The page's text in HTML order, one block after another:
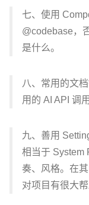
七、使用
@codebase，
是什么。
八、常用的文
用的 AI API 调
九、善用
相当于 System
奏、风格。在
对项目有很大帮